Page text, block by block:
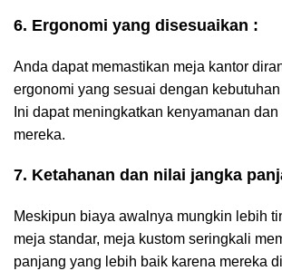
6. Ergonomi yang disesuaikan :
Anda dapat memastikan meja kantor
ergonomi yang sesuai dengan
Ini dapat meningkatkan kenyamanan
mereka.
7. Ketahanan dan nilai jangka
Meskipun biaya awalnya mungkin lebih
meja standar, meja kustom seringkali
panjang yang lebih baik karena mereka